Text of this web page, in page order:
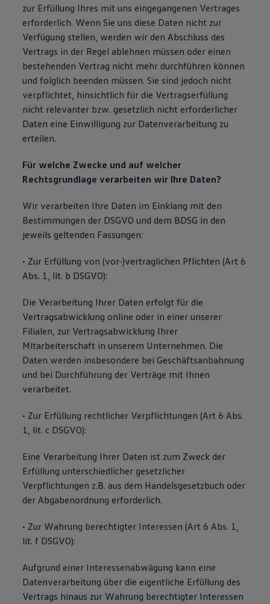
zur Erfüllung Ihres mit uns eingegangenen Vertrages
erforderlich. Wenn Sie uns diese Daten nicht zur
Verfügung stellen, werden wir den Abschluss des
Vertrags in der Regel ablehnen müssen oder einen
bestehenden Vertrag nicht mehr durchführen können
und folglich beenden müssen. Sie sind jedoch nicht
verpflichtet, hinsichtlich für die Vertragserfüllung
nicht relevanter bzw. gesetzlich nicht erforderlicher
Daten eine Einwilligung zur Datenverarbeitung zu
erteilen.
Für welche Zwecke und auf welcher
Rechtsgrundlage verarbeiten wir Ihre Daten?
Wir verarbeiten Ihre Daten im Einklang mit den
Bestimmungen der DSGVO und dem BDSG in den
jeweils geltenden Fassungen:
• Zur Erfüllung von (vor-)vertraglichen Pflichten (Art 6
Abs. 1, lit. b DSGVO):
Die Verarbeitung Ihrer Daten erfolgt für die
Vertragsabwicklung online oder in einer unserer
Filialen, zur Vertragsabwicklung Ihrer
Mitarbeiterschaft in unserem Unternehmen. Die
Daten werden insbesondere bei Geschäftsanbahnung
und bei Durchführung der Verträge mit Ihnen
verarbeitet.
• Zur Erfüllung rechtlicher Verpflichtungen (Art 6 Abs.
1, lit. c DSGVO):
Eine Verarbeitung Ihrer Daten ist zum Zweck der
Erfüllung unterschiedlicher gesetzlicher
Verpflichtungen z.B. aus dem Handelsgesetzbuch oder
der Abgabenordnung erforderlich.
• Zur Wahrung berechtigter Interessen (Art 6 Abs. 1,
lit. f DSGVO):
Aufgrund einer Interessenabwägung kann eine
Datenverarbeitung über die eigentliche Erfüllung des
Vertrags hinaus zur Wahrung berechtigter Interessen